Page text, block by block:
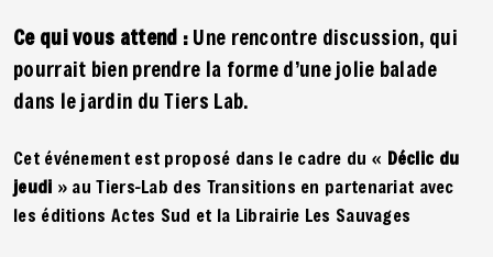
Ce qui vous attend : Une rencontre discussion, qui
pourrait bien prendre la forme d’une jolie balade
dans le jardin du Tiers Lab.
Cet événement est proposé dans le cadre du « Déclic du
jeudi » au Tiers-Lab des Transitions en partenariat avec
les éditions Actes Sud et la Librairie Les Sauvages